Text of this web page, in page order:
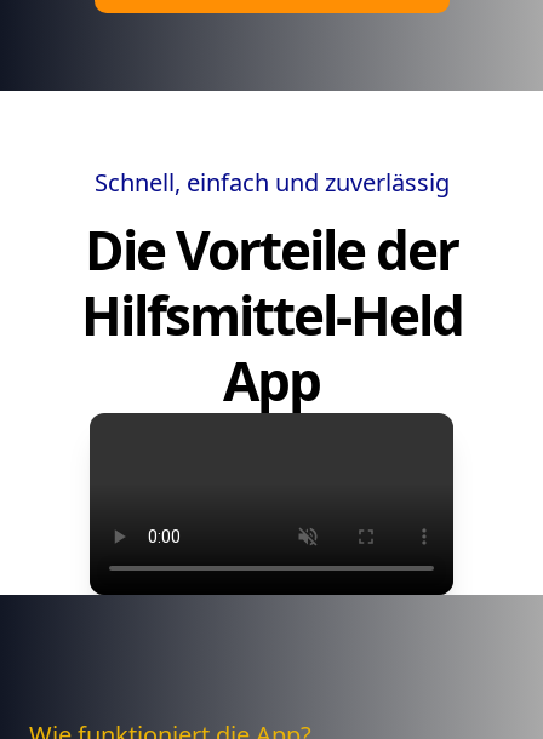
Schnell, einfach und zuverlässig
Die Vorteile der
Hilfsmittel-Held
App